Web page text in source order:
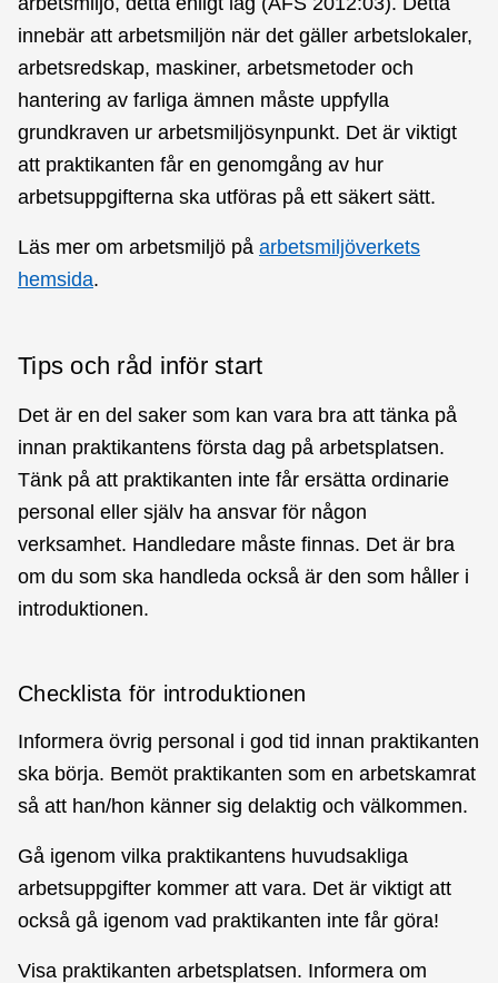
innebär att arbetsmiljön när det gäller arbetslokaler,
arbetsredskap, maskiner, arbetsmetoder och
hantering av farliga ämnen måste uppfylla
grundkraven ur arbetsmiljösynpunkt. Det är viktigt
att praktikanten får en genomgång av hur
arbetsuppgifterna ska utföras på ett säkert sätt.
Läs mer om arbetsmiljö på arbetsmiljöverkets
hemsida.
Tips och råd inför start
Det är en del saker som kan vara bra att tänka på
innan praktikantens första dag på arbetsplatsen.
Tänk på att praktikanten inte får ersätta ordinarie
personal eller själv ha ansvar för någon
verksamhet. Handledare måste finnas. Det är bra
om du som ska handleda också är den som håller i
introduktionen.
Checklista för introduktionen
Informera övrig personal i god tid innan praktikanten
ska börja. Bemöt praktikanten som en arbetskamrat
så att han/hon känner sig delaktig och välkommen.
Gå igenom vilka praktikantens huvudsakliga
arbetsuppgifter kommer att vara. Det är viktigt att
också gå igenom vad praktikanten inte får göra!
Visa praktikanten arbetsplatsen. Informera om